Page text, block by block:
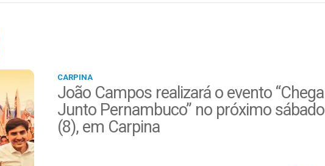
CARPINA
João Campos realizará o evento “Chega
Junto Pernambuco” no próximo sábado
(8), em Carpina